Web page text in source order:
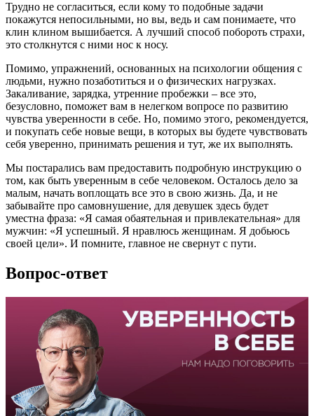
Трудно не согласиться, если кому то подобные задачи
покажутся непосильными, но вы, ведь и сам понимаете, что
клин клином вышибается. А лучший способ побороть страхи,
это столкнутся с ними нос к носу.
Помимо, упражнений, основанных на психологии общения с
людьми, нужно позаботиться и о физических нагрузках.
Закаливание, зарядка, утренние пробежки – все это,
безусловно, поможет вам в нелегком вопросе по развитию
чувства уверенности в себе. Но, помимо этого, рекомендуется,
и покупать себе новые вещи, в которых вы будете чувствовать
себя уверенно, принимать решения и тут, же их выполнять.
Мы постарались вам предоставить подробную инструкцию о
том, как быть уверенным в себе человеком. Осталось дело за
малым, начать воплощать все это в свою жизнь. Да, и не
забывайте про самовнушение, для девушек здесь будет
уместна фраза: «Я самая обаятельная и привлекательная» для
мужчин: «Я успешный. Я нравлюсь женщинам. Я добьюсь
своей цели». И помните, главное не свернут с пути.
Вопрос-ответ